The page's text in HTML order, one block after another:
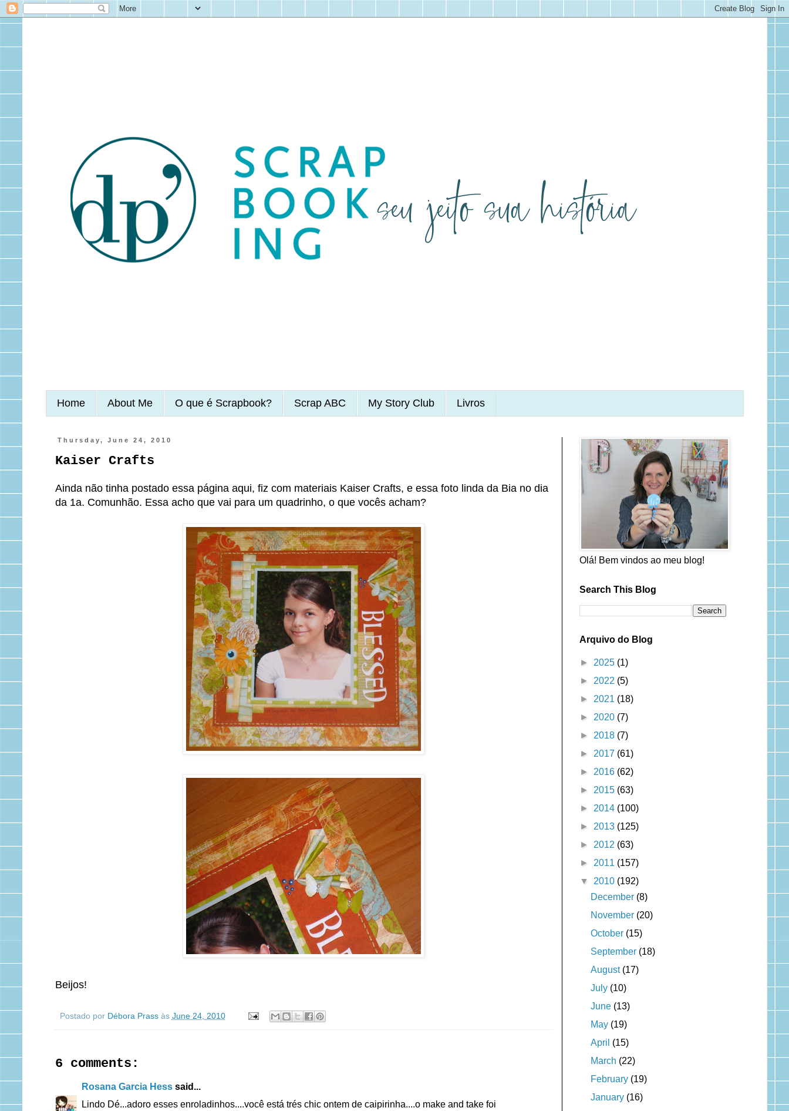
Home About Me O que é Scrapbook? Scrap ABC My Story Club Livros
Thursday, June 24, 2010
Kaiser Crafts
Ainda não tinha postado essa página aqui, fiz com materiais Kaiser Crafts, e essa foto linda da Bia no dia
da 1a. Comunhão. Essa acho que vai para um quadrinho, o que vocês acham?
Beijos!
Postado por Débora Prass às June 24, 2010
6 comments:
Rosana Garcia Hesssaid...
Lindo Dé...adoro esses enroladinhos....você está trés chic ontem de caipirinha....o make and take foi
Olá! Bem vindos ao meu blog!
Search This Blog
Arquivo do Blog
► 2025 (1)
► 2022 (5)
► 2021 (18)
► 2020 (7)
► 2018 (7)
► 2017 (61)
► 2016 (62)
► 2015 (63)
► 2014 (100)
► 2013 (125)
► 2012 (63)
► 2011 (157)
▼ 2010 (192)
December (8)
November (20)
October (15)
September (18)
August (17)
July (10)
June (13)
May (19)
April (15)
March (22)
February (19)
January (16)